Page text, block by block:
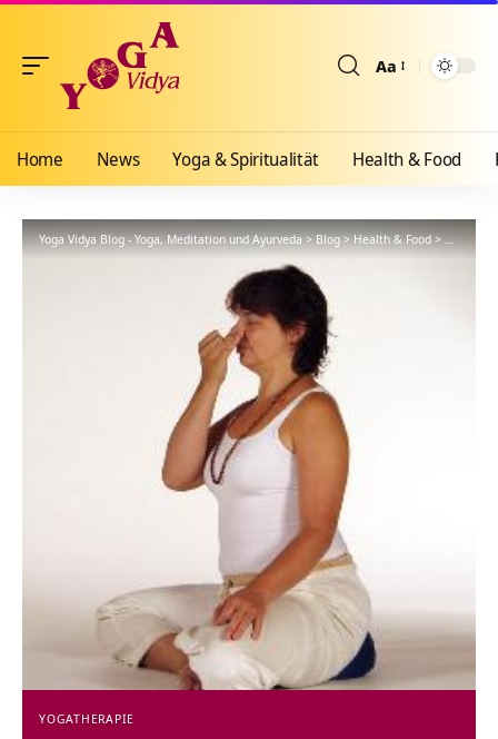
Aa
Home News Yoga & Spiritualität Health & Food
Yoga Vidya Blog - Yoga, Meditation und Ayurveda>Blog>Health & Food>
YOGATHERAPIE